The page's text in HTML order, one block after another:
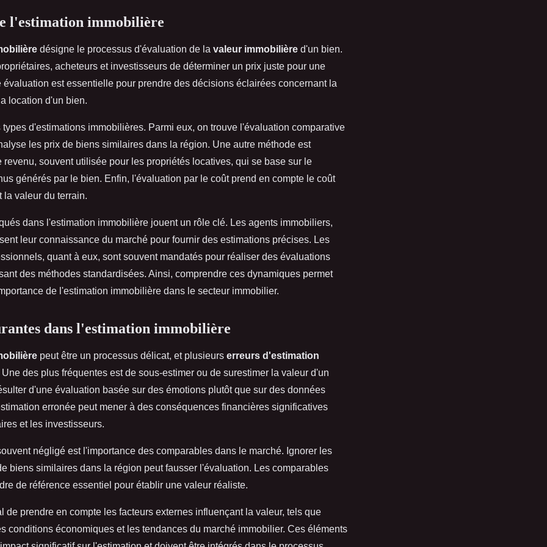
l'estimation immobilière
désigne le processus d'évaluation de la valeur immobilière d'un bien.
acheteurs et investisseurs de déterminer un prix juste pour une
évaluation est essentielle pour prendre des décisions éclairées concernant la
location d'un bien.
d'estimations immobilières. Parmi eux, on trouve l'évaluation comparative
les prix de biens similaires dans la région. Une autre méthode est
revenu, souvent utilisée pour les propriétés locatives, qui se base sur le
générés par le bien. Enfin, l'évaluation par le coût prend en compte le coût
la valeur du terrain.
dans l'estimation immobilière jouent un rôle clé. Les agents immobiliers,
leur connaissance du marché pour fournir des estimations précises. Les
quant à eux, sont souvent mandatés pour réaliser des évaluations
des méthodes standardisées. Ainsi, comprendre ces dynamiques permet
de l'estimation immobilière dans le secteur immobilier.
dans l'estimation immobilière
peut être un processus délicat, et plusieurs erreurs d'estimation
des plus fréquentes est de sous-estimer ou de surestimer la valeur d'un
d'une évaluation basée sur des émotions plutôt que sur des données
erronée peut mener à des conséquences financières significatives
et les investisseurs.
négligé est l'importance des comparables dans le marché. Ignorer les
biens similaires dans la région peut fausser l'évaluation. Les comparables
de référence essentiel pour établir une valeur réaliste.
de prendre en compte les facteurs externes influençant la valeur, tels que
conditions économiques et les tendances du marché immobilier. Ces éléments